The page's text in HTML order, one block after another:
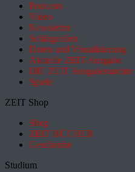
Podcasts
Video
Newsletter
Schlagzeilen
Daten und Visualisierung
Aktuelle ZEIT-Ausgabe
DIE ZEIT Ausgabenarchiv
Spiele
ZEIT Shop
Shop
ZEIT BÜCHER
Geschenke
Studium